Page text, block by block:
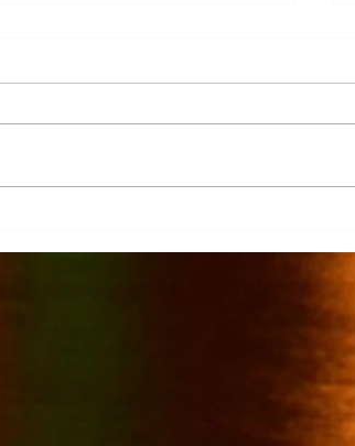
caña afectados por el cierre del